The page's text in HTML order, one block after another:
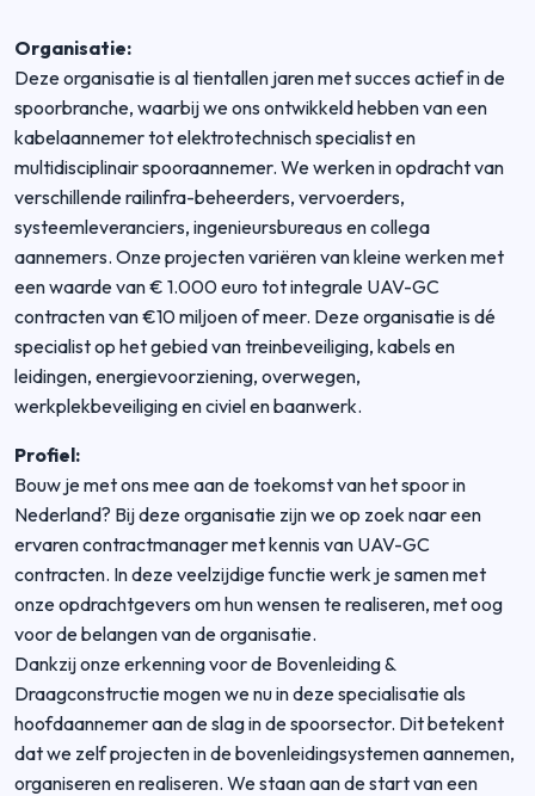
Organisatie:
Deze organisatie is al tientallen jaren met succes actief in de
spoorbranche, waarbij we ons ontwikkeld hebben van een
kabelaannemer tot elektrotechnisch specialist en
multidisciplinair spooraannemer. We werken in opdracht van
verschillende railinfra-beheerders, vervoerders,
systeemleveranciers, ingenieursbureaus en collega
aannemers. Onze projecten variëren van kleine werken met
een waarde van € 1.000 euro tot integrale UAV-GC
contracten van €10 miljoen of meer. Deze organisatie is dé
specialist op het gebied van treinbeveiliging, kabels en
leidingen, energievoorziening, overwegen,
werkplekbeveiliging en civiel en baanwerk.
Profiel:
Bouw je met ons mee aan de toekomst van het spoor in
Nederland? Bij deze organisatie zijn we op zoek naar een
ervaren contractmanager met kennis van UAV-GC
contracten. In deze veelzijdige functie werk je samen met
onze opdrachtgevers om hun wensen te realiseren, met oog
voor de belangen van de organisatie.
Dankzij onze erkenning voor de Bovenleiding &
Draagconstructie mogen we nu in deze specialisatie als
hoofdaannemer aan de slag in de spoorsector. Dit betekent
dat we zelf projecten in de bovenleidingsystemen aannemen,
organiseren en realiseren. We staan aan de start van een